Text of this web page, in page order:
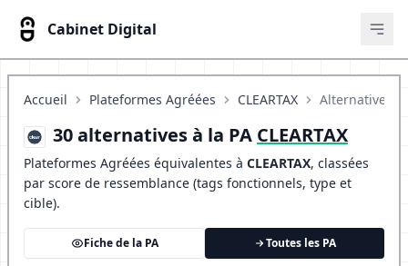
Cabinet Digital
Accueil Plateformes Agréées CLEARTAX Alternatives
30 alternatives à la PA CLEARTAX
Plateformes Agréées équivalentes à CLEARTAX, classées
par score de ressemblance (tags fonctionnels, type et
cible).
Fiche de la PA Toutes les PA